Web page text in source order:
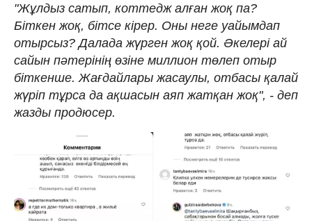
"Жұлдыз сатып, коттедж алған жоқ па?
Біткен жоқ, бітсе кірер. Оны неге уайымдап
отырсыз? Далада жүрген жоқ қой. Әкелері ай
сайын пәтерінің өзіне миллион төлеп отыр
біткенше. Жағдайлары жасаулы, отбасы қалай
жүріп тұрса да ақшасын аяп жатқан жоқ", - деп
жазды продюсер.